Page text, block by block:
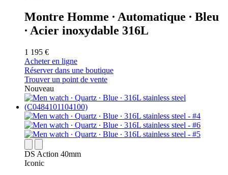
Montre Homme ∙ Automatique ∙ Bleu
∙ Acier inoxydable 316L
1 195 €
Acheter en ligne
Réserver dans une boutique
Trouver un point de vente
Nouveau
DS Action 40mm
Iconic